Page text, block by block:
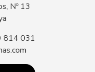
Nº 13
814 031